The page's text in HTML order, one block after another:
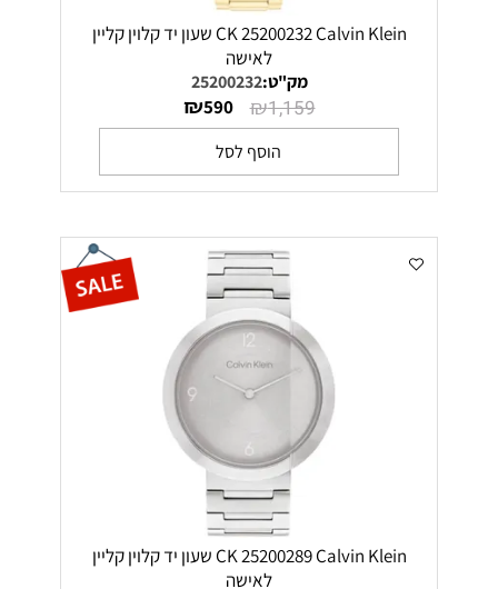
CK 25200232 Calvin Klein שעון יד קלוין קליין
לאישה
מק"ט:25200232
₪1,159
₪590
הוסף לסל
CK 25200289 Calvin Klein שעון יד קלוין קליין
לאישה